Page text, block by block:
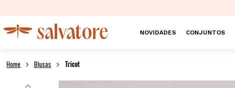
NOVIDADES CONJUNTOS
Blusas Tricot